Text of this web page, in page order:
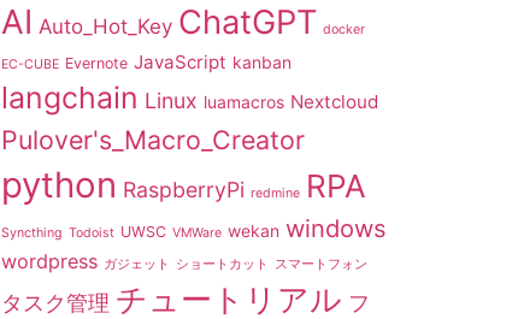
AI Auto_Hot_Key ChatGPT docker
EC-CUBE Evernote JavaScript kanban
langchain Linux luamacros Nextcloud
Pulover's_Macro_Creator
python RaspberryPi redmine RPA
Syncthing Todoist UWSC VMWare wekan windows
wordpress ガジェット ショートカット スマートフォン
タスク管理 チュートリアル フ